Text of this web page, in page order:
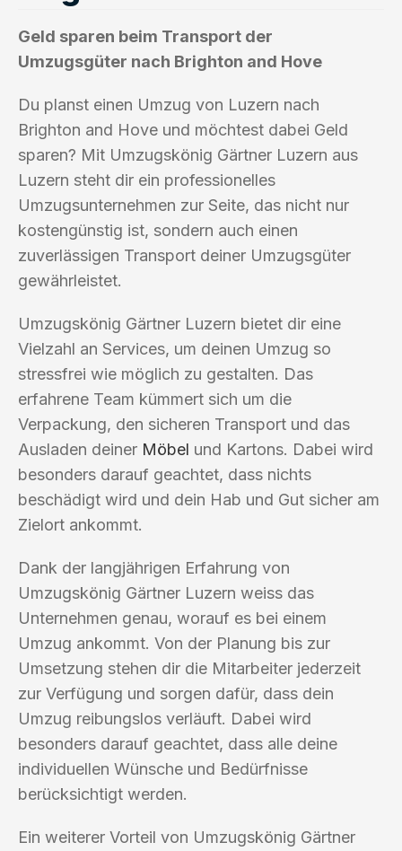
Geld sparen beim Transport der
Umzugsgüter nach Brighton and Hove
Du planst einen Umzug von Luzern nach
Brighton and Hove und möchtest dabei Geld
sparen? Mit Umzugskönig Gärtner Luzern aus
Luzern steht dir ein professionelles
Umzugsunternehmen zur Seite, das nicht nur
kostengünstig ist, sondern auch einen
zuverlässigen Transport deiner Umzugsgüter
gewährleistet.
Umzugskönig Gärtner Luzern bietet dir eine
Vielzahl an Services, um deinen Umzug so
stressfrei wie möglich zu gestalten. Das
erfahrene Team kümmert sich um die
Verpackung, den sicheren Transport und das
Ausladen deiner Möbel und Kartons. Dabei wird
besonders darauf geachtet, dass nichts
beschädigt wird und dein Hab und Gut sicher am
Zielort ankommt.
Dank der langjährigen Erfahrung von
Umzugskönig Gärtner Luzern weiss das
Unternehmen genau, worauf es bei einem
Umzug ankommt. Von der Planung bis zur
Umsetzung stehen dir die Mitarbeiter jederzeit
zur Verfügung und sorgen dafür, dass dein
Umzug reibungslos verläuft. Dabei wird
besonders darauf geachtet, dass alle deine
individuellen Wünsche und Bedürfnisse
berücksichtigt werden.
Ein weiterer Vorteil von Umzugskönig Gärtner